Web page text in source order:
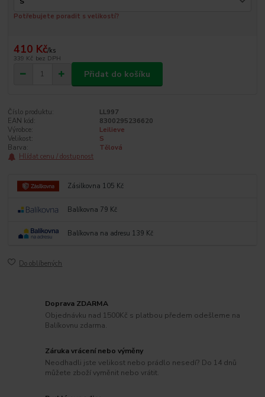
Potřebujete poradit s velikostí?
410 Kč/ks
339 Kč bez DPH
Přidat do košíku
Číslo produktu:
LL997
EAN kód:
8300295236620
Výrobce:
Leilieve
Velikost:
S
Barva:
Tělová
Hlídat cenu / dostupnost
Zásilkovna 105 Kč
Balíkovna 79 Kč
Balíkovna na adresu 139 Kč
Do oblíbených
Doprava ZDARMA
Objednávku nad 1500Kč s platbou předem odešleme na
Balíkovnu zdarma.
Záruka vrácení nebo výměny
Neodhadli jste velikost nebo prádlo nesedí? Do 14 dnů
můžete zboží vyměnit nebo vrátit.